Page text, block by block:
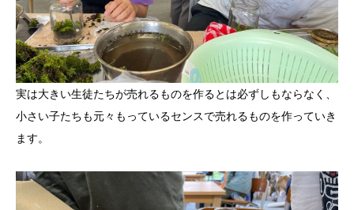
実は大きい生徒たちが売れるものを作るとは必ずしもならなく、
小さい子たちも元々もっているセンスで売れるものを作っていき
ます。